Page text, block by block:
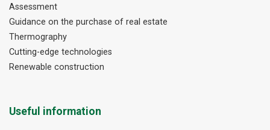
Assessment
Guidance on the purchase of real estate
Thermography
Cutting-edge technologies
Renewable construction
Useful information